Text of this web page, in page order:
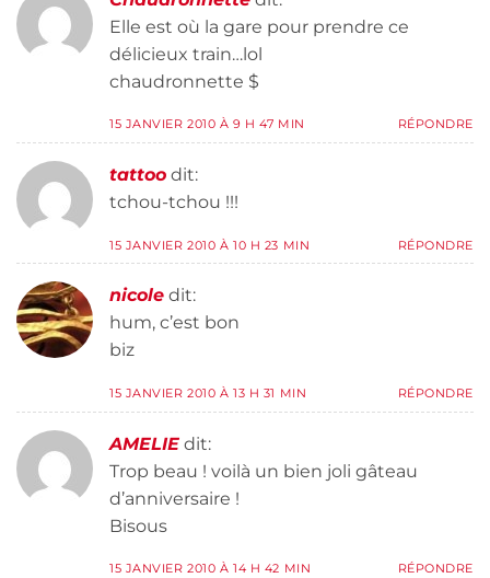
Elle est où la gare pour prendre ce
délicieux train…lol
chaudronnette $
15 JANVIER 2010 À 9 H 47 MIN RÉPONDRE
tattoo dit:
tchou-tchou !!!
15 JANVIER 2010 À 10 H 23 MIN RÉPONDRE
nicole dit:
hum, c’est bon
biz
15 JANVIER 2010 À 13 H 31 MIN RÉPONDRE
AMELIE dit:
Trop beau ! voilà un bien joli gâteau
d’anniversaire !
Bisous
15 JANVIER 2010 À 14 H 42 MIN RÉPONDRE